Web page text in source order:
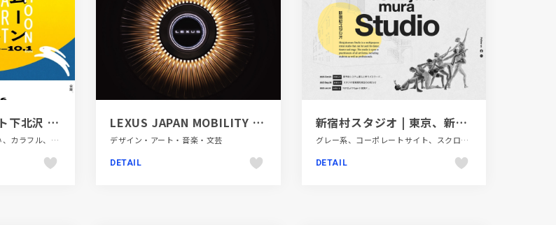
ムーンアートナイト下北沢 | MOON ART NIGHT SHIMOKITA
LP・特集ページ、かわいい、カラフル、タイポグラフィー、デザイン・アート・音楽・文芸、フラットデザイン、ポップ、地域・団体・活動
LEXUS JAPAN MOBILITY SHOW 空間デザイン・映像・グラフィック
デザイン・アート・音楽・文芸
DETAIL
新宿村スタジオ | 東京、新宿で舞台・演劇・リハーサルの稽古場
グレー系、コーポレートサイト、スクロールエフェクト、タイポグラフィー、ダイナミック、テレビ・アニメ・映画・芸能、デザイン・アート・音楽・文芸、フラットデザイン、大きめ写真、施設・店舗サイト
DETAIL